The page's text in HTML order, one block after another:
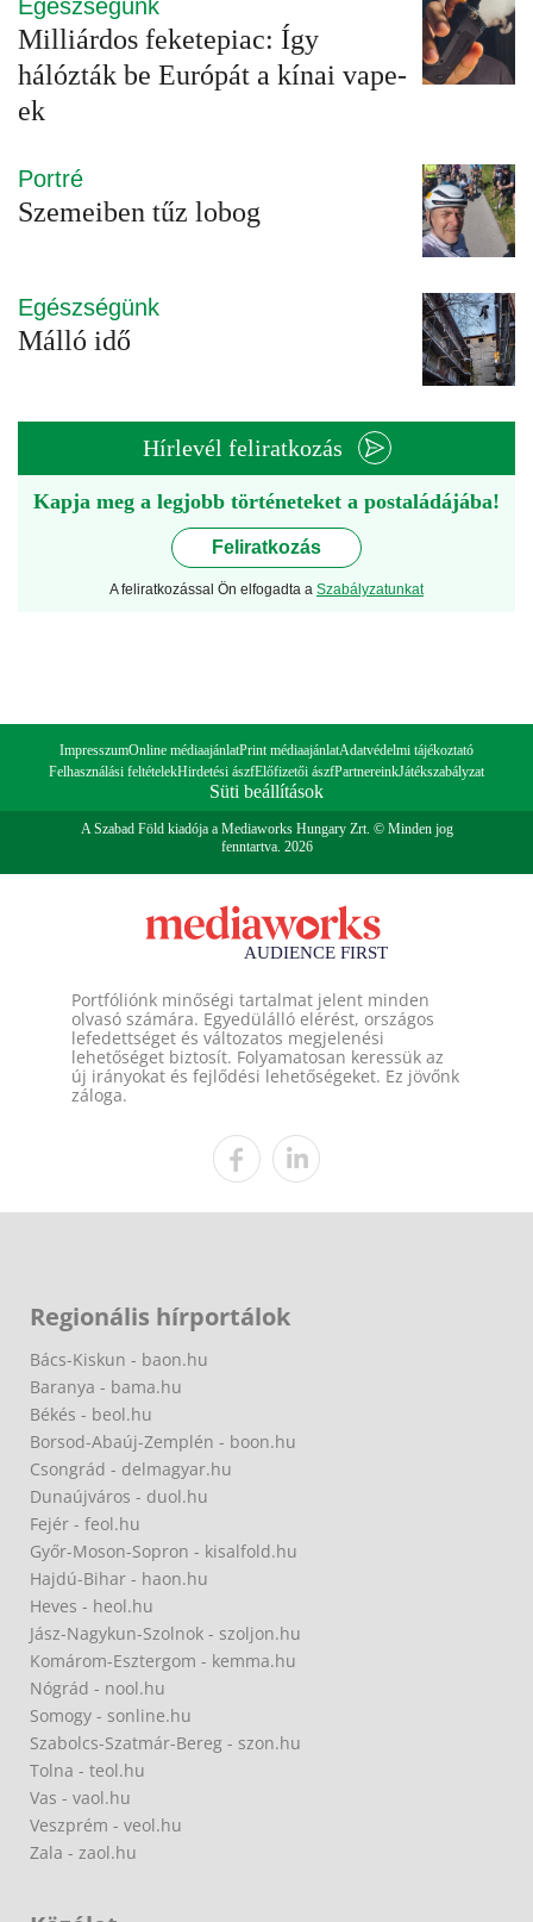
Egészségünk
Milliárdos feketepiac: Így
hálózták be Európát a kínai vape-
ek
Portré
Szemeiben tűz lobog
Egészségünk
Málló idő
Hírlevél feliratkozás
Kapja meg a legjobb történeteket a postaládájába!
Feliratkozás
A feliratkozással Ön elfogadta a Szabályzatunkat
ImpresszumOnline médiaajánlatPrint médiaajánlatAdatvédelmi tájékoztató
Felhasználási feltételekHirdetési ászfElőfizetői ászfPartnereinkJátékszabályzat
Süti beállítások
A Szabad Föld kiadója a Mediaworks Hungary Zrt. © Minden jog
fenntartva. 2026
Portfóliónk minőségi tartalmat jelent minden
olvasó számára. Egyedülálló elérést, országos
lefedettséget és változatos megjelenési
lehetőséget biztosít. Folyamatosan keressük az
új irányokat és fejlődési lehetőségeket. Ez jövőnk
záloga.
Regionális hírportálok
Bács-Kiskun - baon.hu
Baranya - bama.hu
Békés - beol.hu
Borsod-Abaúj-Zemplén - boon.hu
Csongrád - delmagyar.hu
Dunaújváros - duol.hu
Fejér - feol.hu
Győr-Moson-Sopron - kisalfold.hu
Hajdú-Bihar - haon.hu
Heves - heol.hu
Jász-Nagykun-Szolnok - szoljon.hu
Komárom-Esztergom - kemma.hu
Nógrád - nool.hu
Somogy - sonline.hu
Szabolcs-Szatmár-Bereg - szon.hu
Tolna - teol.hu
Vas - vaol.hu
Veszprém - veol.hu
Zala - zaol.hu